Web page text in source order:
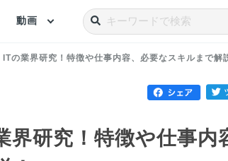
動画
ITの業界研究！特徴や仕事内容、必要なスキルまで解
界研究！特徴や仕事内